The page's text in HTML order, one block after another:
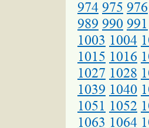
974 975 976
989 990 991
1003 1004
1015 1016
1027 1028
1039 1040
1051 1052
1063 1064